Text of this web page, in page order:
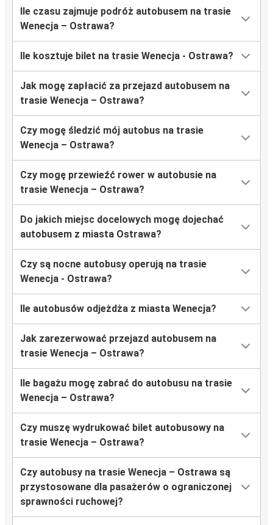
Ile czasu zajmuje podróż autobusem na trasie
Wenecja – Ostrawa?
Ile kosztuje bilet na trasie Wenecja - Ostrawa?
Jak mogę zapłacić za przejazd autobusem na
trasie Wenecja – Ostrawa?
Czy mogę śledzić mój autobus na trasie
Wenecja – Ostrawa?
Czy mogę przewieźć rower w autobusie na
trasie Wenecja – Ostrawa?
Do jakich miejsc docelowych mogę dojechać
autobusem z miasta Ostrawa?
Czy są nocne autobusy operują na trasie
Wenecja - Ostrawa?
Ile autobusów odjeżdża z miasta Wenecja?
Jak zarezerwować przejazd autobusem na
trasie Wenecja – Ostrawa?
Ile bagażu mogę zabrać do autobusu na trasie
Wenecja – Ostrawa?
Czy muszę wydrukować bilet autobusowy na
trasie Wenecja – Ostrawa?
Czy autobusy na trasie Wenecja – Ostrawa są
przystosowane dla pasażerów o ograniczonej
sprawności ruchowej?